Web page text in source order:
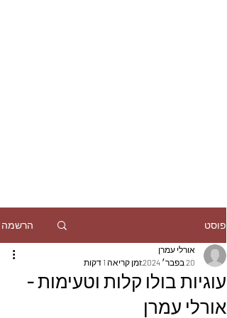
פוסט הרשמה
עוגיות בולו קלות וטעימות -
אורלי עמרן
אורלי עמרן
20 בפבר׳ 2024
זמן קריאה 1 דקות